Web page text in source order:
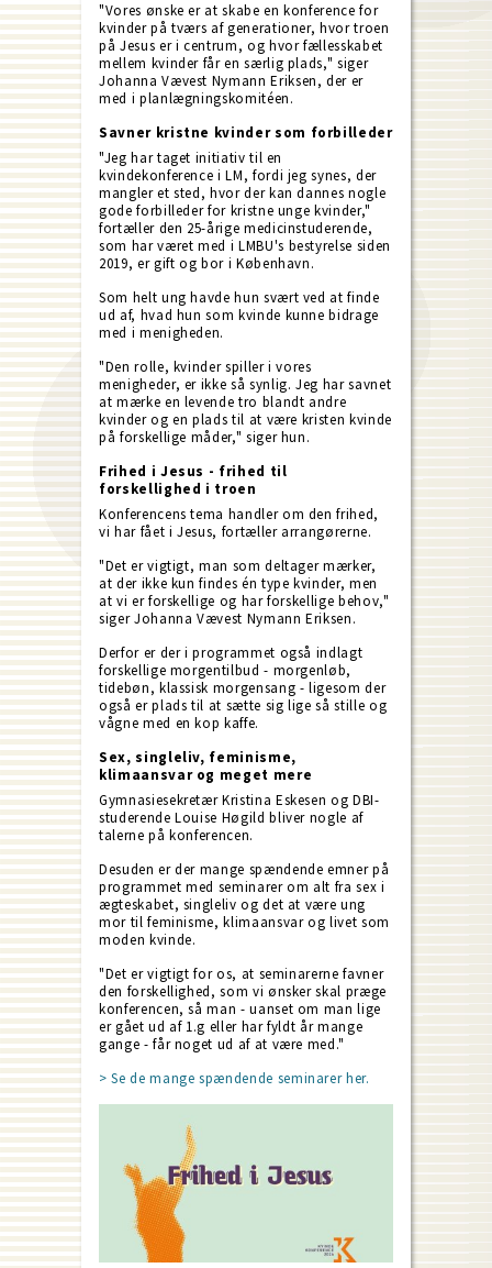
"Vores ønske er at skabe en konference for
kvinder på tværs af generationer, hvor troen
på Jesus er i centrum, og hvor fællesskabet
mellem kvinder får en særlig plads," siger
Johanna Vævest Nymann Eriksen, der er
med i planlægningskomitéen.
Savner kristne kvinder som forbilleder
"Jeg har taget initiativ til en
kvindekonference i LM, fordi jeg synes, der
mangler et sted, hvor der kan dannes nogle
gode forbilleder for kristne unge kvinder,"
fortæller den 25-årige medicinstuderende,
som har været med i LMBU's bestyrelse siden
2019, er gift og bor i København.
Som helt ung havde hun svært ved at finde
ud af, hvad hun som kvinde kunne bidrage
med i menigheden.
"Den rolle, kvinder spiller i vores
menigheder, er ikke så synlig. Jeg har savnet
at mærke en levende tro blandt andre
kvinder og en plads til at være kristen kvinde
på forskellige måder," siger hun.
Frihed i Jesus - frihed til
forskellighed i troen
Konferencens tema handler om den frihed,
vi har fået i Jesus, fortæller arrangørerne.
"Det er vigtigt, man som deltager mærker,
at der ikke kun findes én type kvinder, men
at vi er forskellige og har forskellige behov,"
siger Johanna Vævest Nymann Eriksen.
Derfor er der i programmet også indlagt
forskellige morgentilbud - morgenløb,
tidebøn, klassisk morgensang - ligesom der
også er plads til at sætte sig lige så stille og
vågne med en kop kaffe.
Sex, singleliv, feminisme,
klimaansvar og meget mere
Gymnasiesekretær Kristina Eskesen og DBI-
studerende Louise Høgild bliver nogle af
talerne på konferencen.
Desuden er der mange spændende emner på
programmet med seminarer om alt fra sex i
ægteskabet, singleliv og det at være ung
mor til feminisme, klimaansvar og livet som
moden kvinde.
"Det er vigtigt for os, at seminarerne favner
den forskellighed, som vi ønsker skal præge
konferencen, så man - uanset om man lige
er gået ud af 1.g eller har fyldt år mange
gange - får noget ud af at være med."
> Se de mange spændende seminarer her.